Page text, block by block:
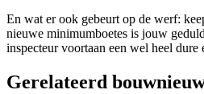
En wat er ook gebeurt op de werf:
nieuwe minimumboetes is jouw
inspecteur voortaan een wel heel dure
Gerelateerd